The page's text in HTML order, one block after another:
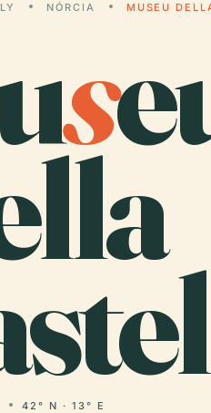
NÓRCIA MUSEU
s
42° N · 13° E